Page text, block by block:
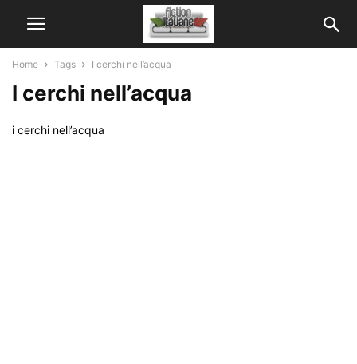
Home Tags I cerchi nell’acqua
I cerchi nell’acqua
i cerchi nell’acqua